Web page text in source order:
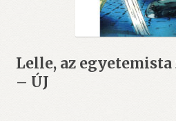
Lelle, az egyetemista
– ÚJ